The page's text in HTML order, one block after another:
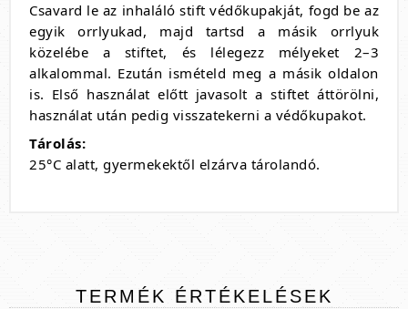
Csavard le az inhaláló stift védőkupakját, fogd be az
egyik orrlyukad, majd tartsd a másik orrlyuk
közelébe a stiftet, és lélegezz mélyeket 2–3
alkalommal. Ezután ismételd meg a másik oldalon
is. Első használat előtt javasolt a stiftet áttörölni,
használat után pedig visszatekerni a védőkupakot.
Tárolás:
25°C alatt, gyermekektől elzárva tárolandó.
TERMÉK ÉRTÉKELÉSEK